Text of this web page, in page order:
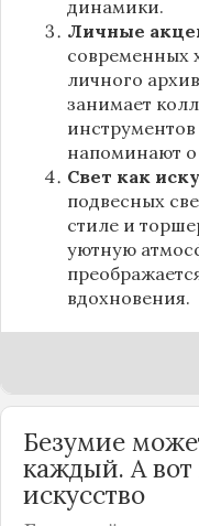
динамики.
Личные
современных
личного
занимает
напоминают о
Свет как
подвесных
стиле и
уютную
вдохновения.
Безумие
каждый. А вот
искусство